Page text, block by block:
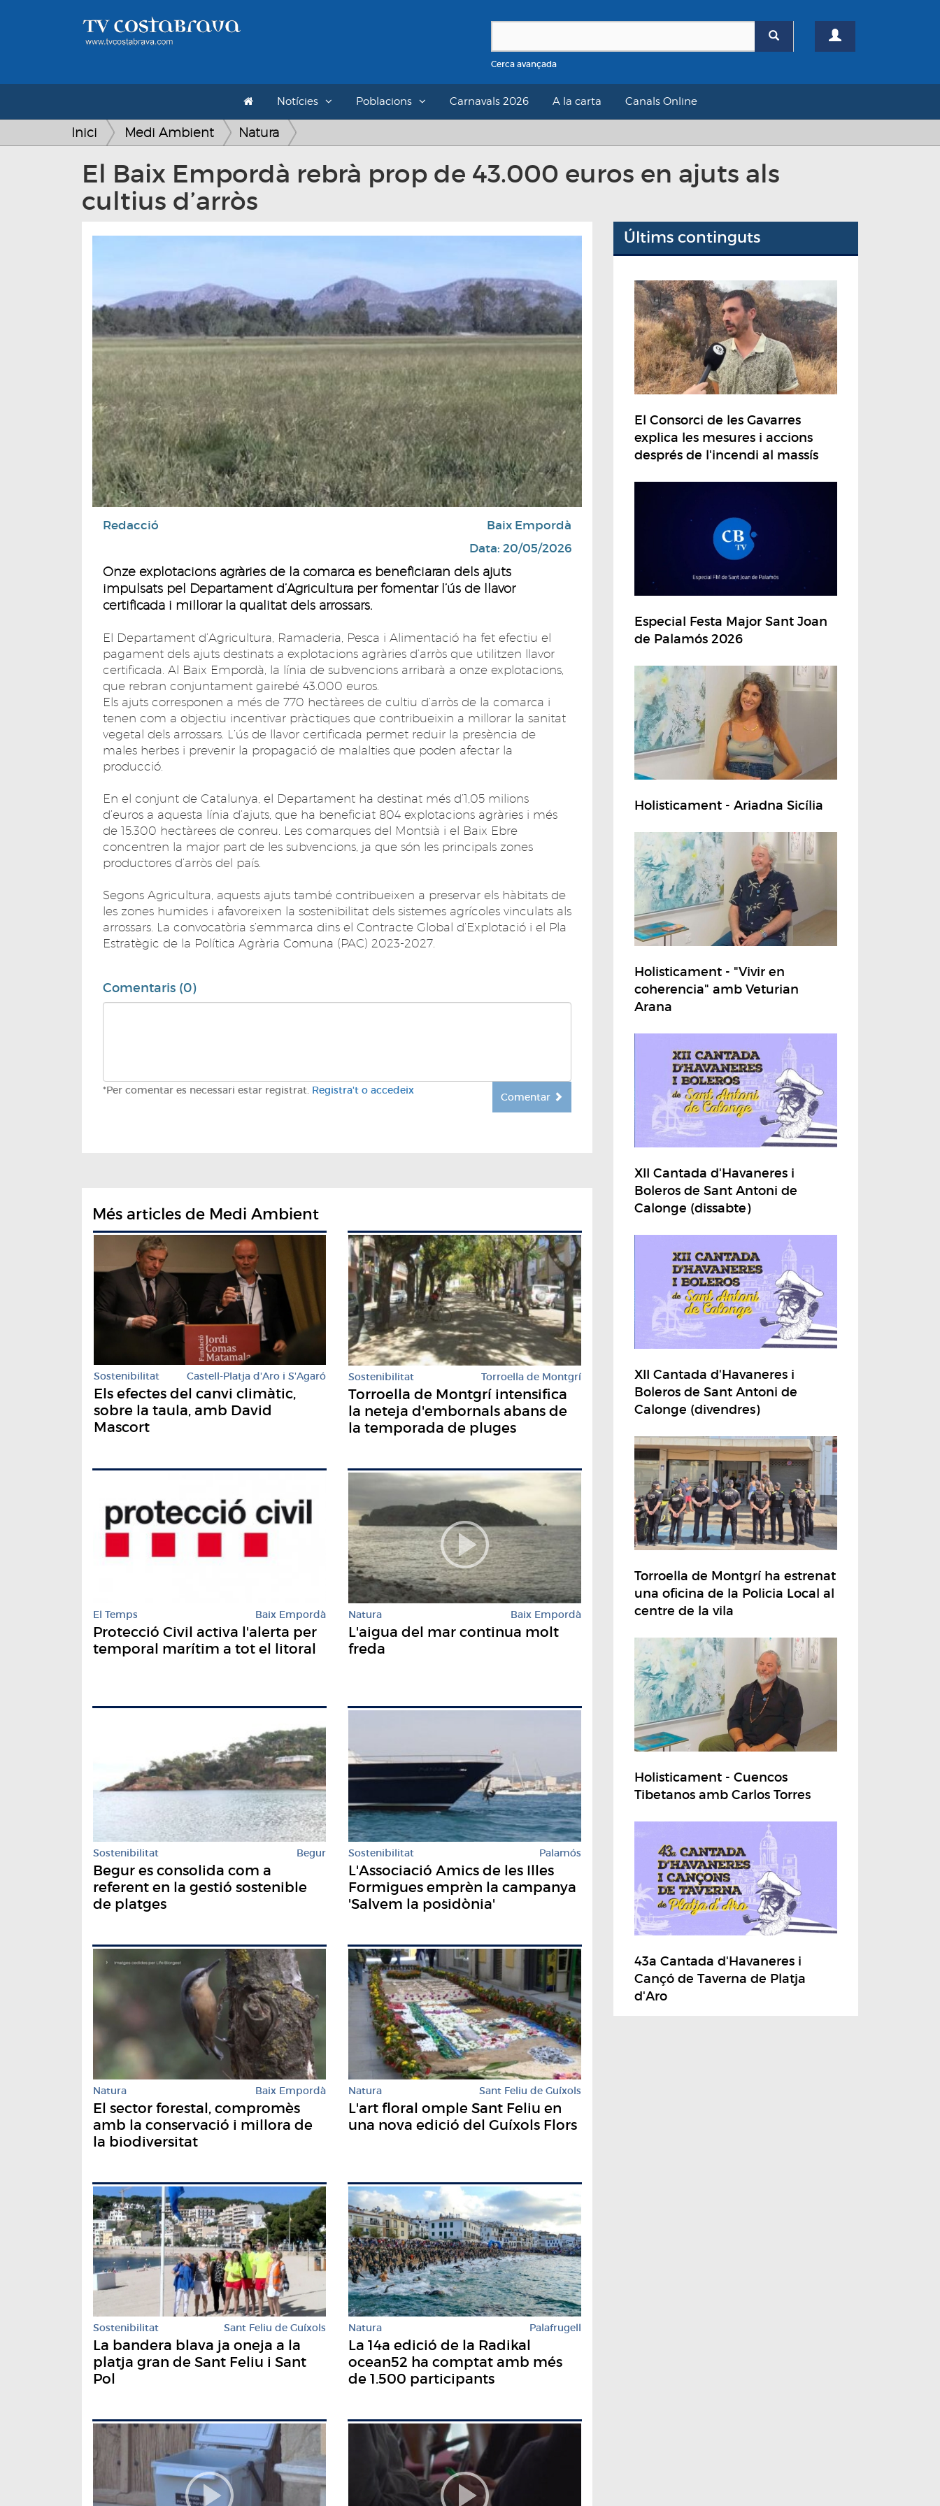
Cerca avançada
Notícies Poblacions Carnavals 2026 A la carta Canals Online
Inici Medi Ambient Natura
El Baix Empordà rebrà prop de 43.000 euros en ajuts als
cultius d’arròs
Redacció
Baix Empordà
Data: 20/05/2026
Onze explotacions agràries de la comarca es beneficiaran dels ajuts
impulsats pel Departament d’Agricultura per fomentar l’ús de llavor
certificada i millorar la qualitat dels arrossars.
El Departament d’Agricultura, Ramaderia, Pesca i Alimentació ha fet efectiu el
pagament dels ajuts destinats a explotacions agràries d’arròs que utilitzen llavor
certificada. Al Baix Empordà, la línia de subvencions arribarà a onze explotacions,
que rebran conjuntament gairebé 43.000 euros.
Els ajuts corresponen a més de 770 hectàrees de cultiu d’arròs de la comarca i
tenen com a objectiu incentivar pràctiques que contribueixin a millorar la sanitat
vegetal dels arrossars. L’ús de llavor certificada permet reduir la presència de
males herbes i prevenir la propagació de malalties que poden afectar la
producció.
En el conjunt de Catalunya, el Departament ha destinat més d’1,05 milions
d’euros a aquesta línia d’ajuts, que ha beneficiat 804 explotacions agràries i més
de 15.300 hectàrees de conreu. Les comarques del Montsià i el Baix Ebre
concentren la major part de les subvencions, ja que són les principals zones
productores d’arròs del país.
Segons Agricultura, aquests ajuts també contribueixen a preservar els hàbitats de
les zones humides i afavoreixen la sostenibilitat dels sistemes agrícoles vinculats als
arrossars. La convocatòria s’emmarca dins el Contracte Global d’Explotació i el Pla
Estratègic de la Política Agrària Comuna (PAC) 2023-2027.
Comentaris (0)
*Per comentar es necessari estar registrat. Registra't o accedeix
Comentar
Més articles de Medi Ambient
Sostenibilitat Castell-Platja d'Aro i S'Agaró
Els efectes del canvi climàtic,
sobre la taula, amb David
Mascort
Sostenibilitat Torroella de Montgrí
Torroella de Montgrí intensifica
la neteja d'embornals abans de
la temporada de pluges
El Temps Baix Empordà
Protecció Civil activa l'alerta per
temporal marítim a tot el litoral
Natura Baix Empordà
L'aigua del mar continua molt
freda
Sostenibilitat Begur
Begur es consolida com a
referent en la gestió sostenible
de platges
Sostenibilitat Palamós
L'Associació Amics de les Illes
Formigues emprèn la campanya
'Salvem la posidònia'
Natura Baix Empordà
El sector forestal, compromès
amb la conservació i millora de
la biodiversitat
Natura Sant Feliu de Guíxols
L'art floral omple Sant Feliu en
una nova edició del Guíxols Flors
Sostenibilitat Sant Feliu de Guíxols
La bandera blava ja oneja a la
platja gran de Sant Feliu i Sant
Pol
Natura Palafrugell
La 14a edició de la Radikal
ocean52 ha comptat amb més
de 1.500 participants
Últims continguts
El Consorci de les Gavarres
explica les mesures i accions
després de l'incendi al massís
Especial Festa Major Sant Joan
de Palamós 2026
Holisticament - Ariadna Sicília
Holisticament - "Vivir en
coherencia" amb Veturian
Arana
XII Cantada d'Havaneres i
Boleros de Sant Antoni de
Calonge (dissabte)
XII Cantada d'Havaneres i
Boleros de Sant Antoni de
Calonge (divendres)
Torroella de Montgrí ha estrenat
una oficina de la Policia Local al
centre de la vila
Holisticament - Cuencos
Tibetanos amb Carlos Torres
43a Cantada d'Havaneres i
Cançó de Taverna de Platja
d'Aro